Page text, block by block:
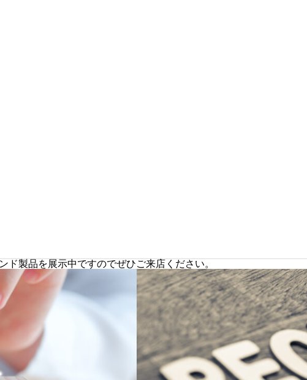
ド製品を展示中ですのでぜひご来店ください。